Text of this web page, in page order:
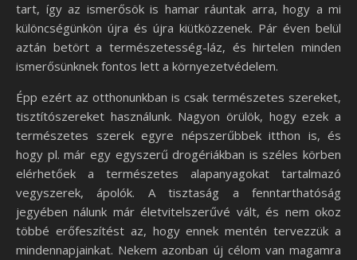
tart, így az ismerősök is hamar ráuntak arra, hogy a mi
különcségünkön újra és újra kiütközzenek. Pár éven belül
aztán betört a természetesség-láz, és hirtelen minden
ismerősünknek fontos lett a környezetvédelem.
Épp ezért az otthonunkban is csak természetes szereket,
tisztítószereket használunk. Nagyon örülök, hogy ezek a
természetes szerek egyre népszerűbbek itthon is, és
hogy pl. már egy egyszerű drogériákban is széles körben
elérhetőek a természetes alapanyagokat tartalmazó
vegyszerek, ápolók. A tisztaság a fenntarthatóság
jegyében nálunk már életvitelszerűvé vált, és nem okoz
többé erőfeszítést az, hogy ennek mentén tervezzük a
mindennapjainkat. Nekem azonban új célom van magamra